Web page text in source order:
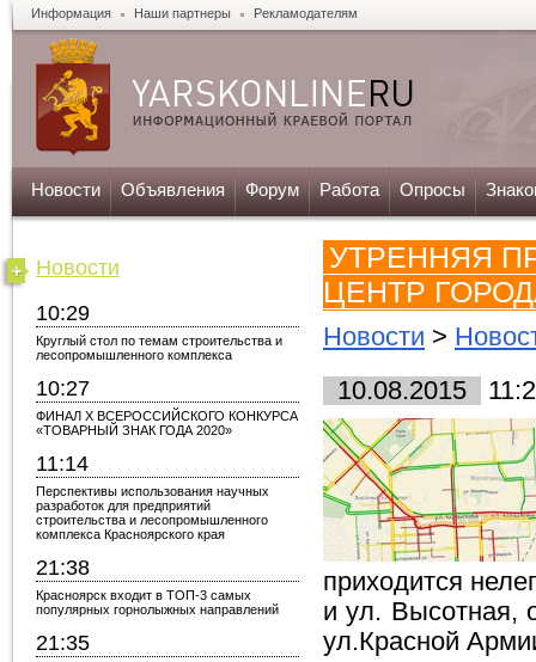
Информация Наши партнеры Рекламодателям
Новости Объявления Форум Работа Опросы
Новости
10:29
Круглый стол по темам строительства и
лесопромышленного комплекса
10:27
ФИНАЛ X ВСЕРОССИЙСКОГО КОНКУРСА
«ТОВАРНЫЙ ЗНАК ГОДА 2020»
11:14
Перспективы использования научных
разработок для предприятий
строительства и лесопромышленного
комплекса Красноярского края
21:38
Красноярск входит в ТОП-3 самых
популярных горнолыжных направлений
21:35
УТРЕННЯЯ
ЦЕНТР
Новости >
10.08.2015
приходится
и ул. Высотная,
ул.Красной